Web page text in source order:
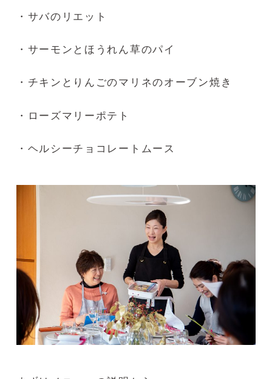
・サバのリエット
・サーモンとほうれん草のパイ
・チキンとりんごのマリネのオーブン焼き
・ローズマリーポテト
・ヘルシーチョコレートムース